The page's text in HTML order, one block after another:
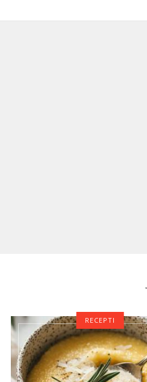
RECEPTI